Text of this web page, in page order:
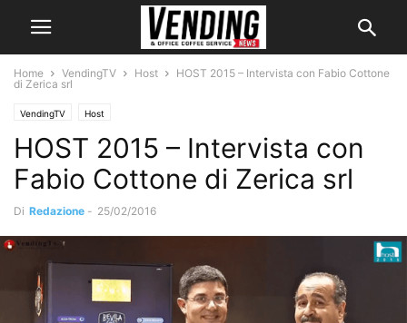
Home VendingTV Host
HOST 2015 – Intervista con Fabio Cottone
di Zerica srl
VendingTV Host
HOST 2015 – Intervista con
Fabio Cottone di Zerica srl
Di Redazione - 25/02/2016